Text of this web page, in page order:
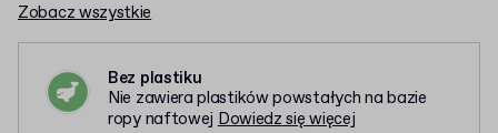
Zobacz wszystkie
Bez plastiku
Nie zawiera plastików powstałych na bazie
ropy naftowejDowiedz się więcej